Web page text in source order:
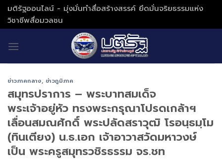
Skip
to
content
มติรัฐออนไลน์ - มุ่งมั่นทำสื่อสร้างสรรค์ ยึดมั่นจริยธรรมแห่ง
วิชาชีพสื่อมวลชน
ข่าวภาคกลาง, ข่าวภูมิภาค
สมุทรปราการ – พระบาทสมเด็จ
พระเจ้าอยู่หัว ทรงพระกรุณาโปรดเกล้าฯ
เลื่อนสมณศักดิ์ พระปลัดสราวุฒิ โรอนฺธมฺโม
(ทินเตียง) น.ธ.เอก เจ้าอาวาสวัดมหาวงษ์
เป็น พระครูสมุทรวชิรธรรม จร.ชท